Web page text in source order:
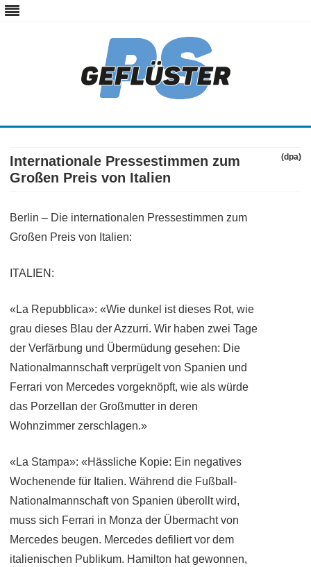
Skip
content
Internationale Pressestimmen zum
Großen Preis von Italien
(dpa)
Berlin – Die internationalen Pressestimmen zum
Großen Preis von Italien:
ITALIEN:
«La Repubblica»: «Wie dunkel ist dieses Rot, wie
grau dieses Blau der Azzurri. Wir haben zwei Tage
der Verfärbung und Übermüdung gesehen: Die
Nationalmannschaft verprügelt von Spanien und
Ferrari von Mercedes vorgeknöpft, wie als würde
das Porzellan der Großmutter in deren
Wohnzimmer zerschlagen.»
«La Stampa»: «Hässliche Kopie: Ein negatives
Wochenende für Italien. Während die Fußball-
Nationalmannschaft von Spanien überollt wird,
muss sich Ferrari in Monza der Übermacht von
Mercedes beugen. Mercedes defiliert vor dem
italienischen Publikum. Hamilton hat gewonnen,